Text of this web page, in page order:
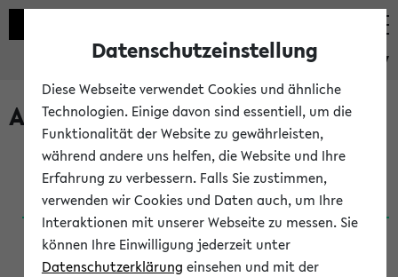
eKVV
Archivierte Studiengänge
Anglistik: British and American Studies / B.A.
(Einschreibung bis WiSe 16/17)
Anglistik: British and American Studies / B.A.
(Einschreibung bis SoSe 2015)
Datenschutzeinstellung
Diese Webseite verwendet Cookies und ähnliche
Technologien. Einige davon sind essentiell, um die
Funktionalität der Website zu gewährleisten,
während andere uns helfen, die Website und Ihre
Erfahrung zu verbessern. Falls Sie zustimmen,
verwenden wir Cookies und Daten auch, um Ihre
Interaktionen mit unserer Webseite zu messen. Sie
können Ihre Einwilligung jederzeit unter
Datenschutzerklärung einsehen und mit der